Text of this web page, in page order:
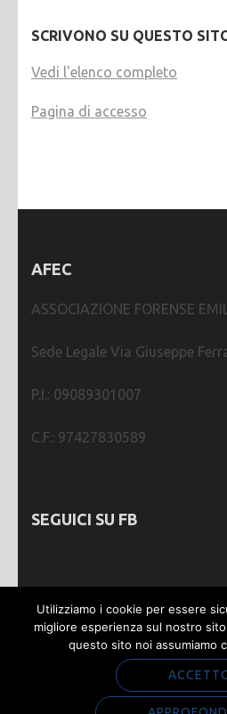
SCRIVONO SU QUESTO
Vedi l'elenco completo
Pagina di accesso
AFEC
ASSOCIAZIONE FORENSE
Sede Legale Via Giuseppe
P.I.: 09089301007
C.F.: 97427830589
SEGUICI SU FB
Webmastering bySGWEB
Sviluppato da
Rara Theme.
Utilizziamo i cookie per essere
migliore esperienza sul nostro
questo sito noi assumiamo